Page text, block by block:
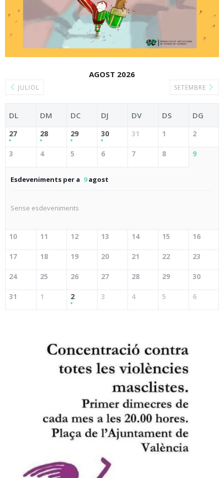
JULIOL
AGOST 2026
SETEMBRE
DL DM DC DJ DV DS DG
27 28 29 30 31 1 2
3 4 5 6 7 8 9
Esdeveniments per a 9agost
Sense esdeveniments
10 11 12 13 14 15 16
17 18 19 20 21 22 23
24 25 26 27 28 29 30
31 1 2 3 4 5 6